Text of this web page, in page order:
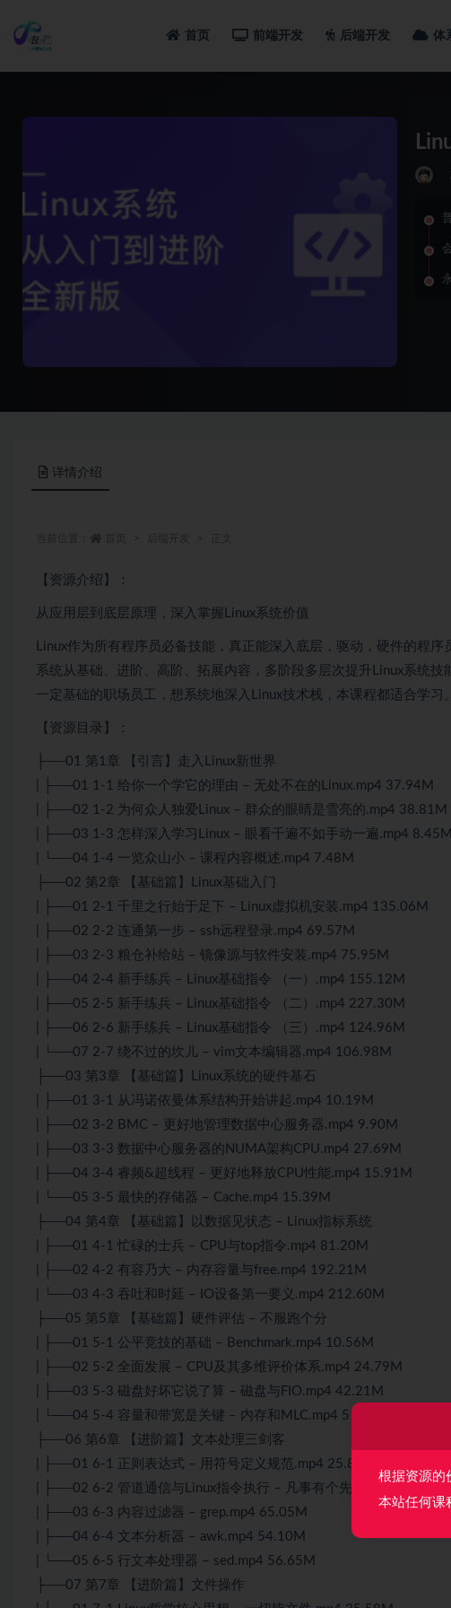
首页 前端开发 后端开发 体
详情介绍
【资源介绍】：
从应用层到底层原理，深入掌握 Linux系统价值
Linux作为所有程序员必备技能，真正能深入底层，驱动，硬件的程
系统从基础、进阶、高阶、拓展内容，多阶段多层次提升Linux系统
一定基础的职场员工，想系统地深入Linux技术栈，本课程都适合学习。
【资源目录】：
├──01 第1章 【引言】走入Linux新世界
| ├──01 1-1 给你一个学它的理由 – 无处不在的Linux.mp4 37.94M
| ├──02 1-2 为何众人独爱Linux – 群众的眼睛是雪亮的.mp4 38.81M
| ├──03 1-3 怎样深入学习Linux – 眼看千遍不如手动一遍.mp4 8.45M
| └──04 1-4 一览众山小 – 课程内容概述.mp4 7.48M
├──02 第2章 【基础篇】Linux基础入门
| ├──01 2-1 千里之行始于足下 – Linux虚拟机安装.mp4 135.06M
| ├──02 2-2 连通第一步 – ssh远程登录.mp4 69.57M
| ├──03 2-3 粮仓补给站 – 镜像源与软件安装.mp4 75.95M
| ├──04 2-4 新手练兵 – Linux基础指令 （一）.mp4 155.12M
| ├──05 2-5 新手练兵 – Linux基础指令 （二）.mp4 227.30M
| ├──06 2-6 新手练兵 – Linux基础指令 （三）.mp4 124.96M
| └──07 2-7 绕不过的坎儿 – vim文本编辑器.mp4 106.98M
├──03 第3章 【基础篇】Linux系统的硬件基石
| ├──01 3-1 从冯诺依曼体系结构开始讲起.mp4 10.19M
| ├──02 3-2 BMC – 更好地管理数据中心服务器.mp4 9.90M
| ├──03 3-3 数据中心服务器的NUMA架构CPU.mp4 27.69M
| ├──04 3-4 睿频&超线程 – 更好地释放CPU性能.mp4 15.91M
| └──05 3-5 最快的存储器 – Cache.mp4 15.39M
├──04 第4章 【基础篇】以数据见状态 – Linux指标系统
| ├──01 4-1 忙碌的士兵 – CPU与top指令.mp4 81.20M
| ├──02 4-2 有容乃大 – 内存容量与free.mp4 192.21M
| └──03 4-3 吞吐和时延 – IO设备第一要义.mp4 212.60M
├──05 第5章 【基础篇】硬件评估 – 不服跑个分
| ├──01 5-1 公平竞技的基础 – Benchmark.mp4 10.56M
| ├──02 5-2 全面发展 – CPU及其多维评价体系.mp4 24.79M
| ├──03 5-3 磁盘好坏它说了算 – 磁盘与FIO.mp4 42.21M
| └──04 5-4 容量和带宽是关键 – 内存和MLC.mp4 51.61M
├──06 第6章 【进阶篇】文本处理三剑客
| ├──01 6-1 正则表达式 – 用符号定义规范.mp4 25.80M
| ├──02 6-2 管道通信与Linux指令执行 – 凡事有个先后.mp4 31.39M
| ├──03 6-3 内容过滤器 – grep.mp4 65.05M
| ├──04 6-4 文本分析器 – awk.mp4 54.10M
| └──05 6-5 行文本处理器 – sed.mp4 56.65M
├──07 第7章 【进阶篇】文件操作
根据资源的
本站任何课